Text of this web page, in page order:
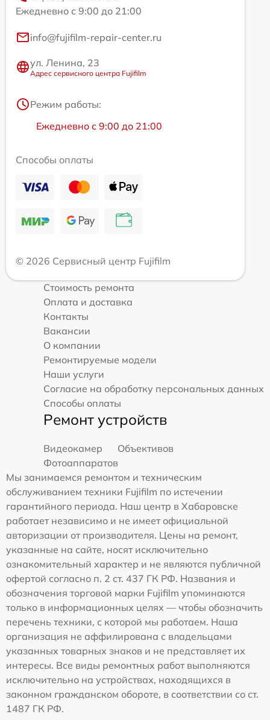
Ежедневно с 9:00 до 21:00
info@fujifilm-repair-center.ru
ул. Ленина, 23
Адрес сервисного центра Fujifilm
Режим работы:
Ежедневно с 9:00 до 21:00
Способы оплаты
© 2026 Сервисный центр Fujifilm
Стоимость ремонта
Оплата и доставка
Контакты
Вакансии
О компании
Ремонтируемые модели
Наши услуги
Согласие на обработку персональных данных
Способы оплаты
Ремонт устройств
Видеокамер
Объективов
Фотоаппаратов
Мы занимаемся ремонтом и техническим
обслуживанием техники Fujifilm по истечении
гарантийного периода. Наш центр в Хабаровске
работает независимо и не имеет официальной
авторизации от производителя. Цены на ремонт,
указанные на сайте, носят исключительно
ознакомительный характер и не являются публичной
офертой согласно п. 2 ст. 437 ГК РФ. Названия и
обозначения торговой марки Fujifilm упоминаются
только в информационных целях — чтобы обозначить
перечень техники, с которой мы работаем. Наша
организация не аффилирована с владельцами
указанных товарных знаков и не представляет их
интересы. Все виды ремонтных работ выполняются
исключительно на устройствах, находящихся в
законном гражданском обороте, в соответствии со ст.
1487 ГК РФ.